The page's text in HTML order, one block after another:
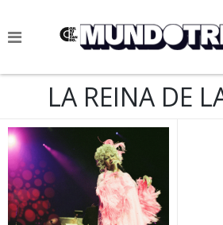
NOTICIAS
CIENCIA Y TECNOLOGÍA
VIDA
SOCIEDAD
LA REINA DE